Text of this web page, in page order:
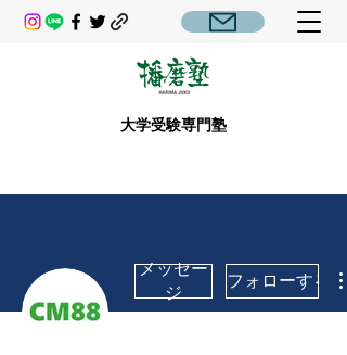
大学受験専門塾
メッセー
ジ
フォローする